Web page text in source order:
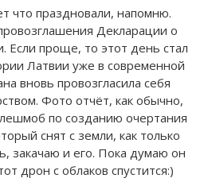
что праздновали, напомню.
Декларации о
Если проще, то этот день стал
Латвии уже в современной
вновь провозгласила себя
Фото отчёт, как обычно,
по созданию очертания
снят с земли, как только
закачаю и его. Пока думаю он
дрон с облаков спустится:)